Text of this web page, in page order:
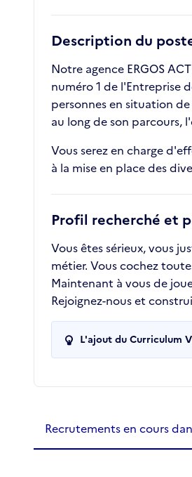
Description du
Notre agence ERGOS
numéro 1 de l'Entreprise
personnes en situation
au long de son parcours,
Vous serez en charge
à la mise en place des
Profil recherché et
Vous êtes sérieux, vous
métier. Vous cochez
Maintenant à vous de
Rejoignez-nous et
L'ajout du Curriculum
Recrutements de
Recrutements en cours